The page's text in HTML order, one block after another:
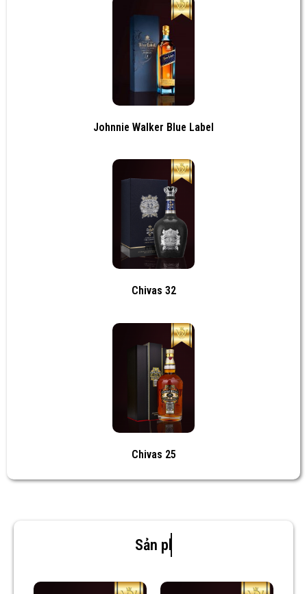
Johnnie Walker Blue Label
Chivas 32
Chivas 25
Sản phẩm mới